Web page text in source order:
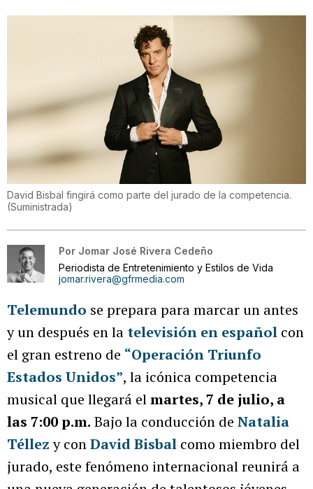
David Bisbal fingirá como parte del jurado de la competencia.
(Suministrada)
Por Jomar José Rivera Cedeño
Periodista de Entretenimiento y Estilos de Vida
jomar.rivera@gfrmedia.com
Telemundo se prepara para marcar un antes
y un después en la televisión en español con
el gran estreno de “Operación Triunfo
Estados Unidos”, la icónica competencia
musical que llegará elmartes, 7 de julio, a
las 7:00 p.m. Bajo la conducción de Natalia
Téllezy conDavid Bisbal como miembro del
jurado, este fenómeno internacional reunirá a